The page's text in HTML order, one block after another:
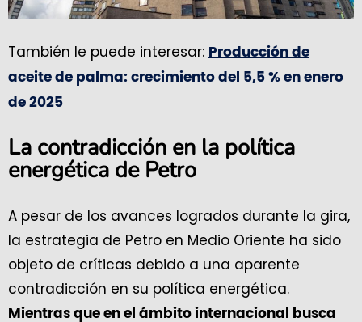
También le puede interesar: Producción de
aceite de palma: crecimiento del 5,5 % en enero
de 2025
La contradicción en la política
energética de Petro
A pesar de los avances logrados durante la gira,
la estrategia de Petro en Medio Oriente ha sido
objeto de críticas debido a una aparente
contradicción en su política energética.
Mientras que en el ámbito internacional busca